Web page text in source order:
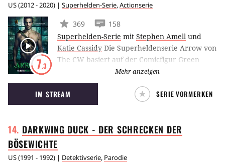
US(2012 - 2020) | Superhelden-Serie,Actionserie
7.3
369
158
Superhelden-Serie mit Stephen Amell und
Katie Cassidy Die Superheldenserie Arrow von
The CW basiert auf der Comicfigur Green
Arrow von DC und handelt von dem Milliardär
und Playboy Oliver Queen, der nach
fünfjähriger Abwesenheit nach Starling City
zurückkehrt und als Arrow die Stadt vor
Mehr anzeigen
IM STREAM SERIE VORMERKEN
DARKWING DUCK - DER SCHRECKEN DER
BÖSEWICHTE
US(1991 - 1992) | Detektivserie, Parodie